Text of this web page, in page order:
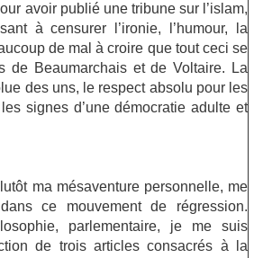
avoir publié une tribune sur l’islam,
à censurer l’ironie, l’humour, la
de mal à croire que tout ceci se
de Beaumarchais et de Voltaire. La
des uns, le respect absolu pour les
signes d’une démocratie adulte et
ma mésaventure personnelle, me
ce mouvement de régression.
parlementaire, je me suis
de trois articles consacrés à la